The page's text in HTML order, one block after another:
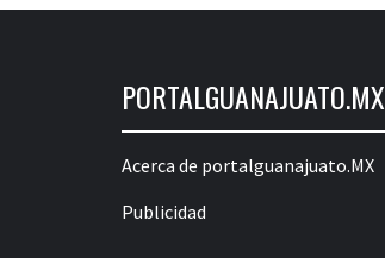
PORTALGUANAJUATO.MX
Acerca de portalguanajuato.MX
Publicidad